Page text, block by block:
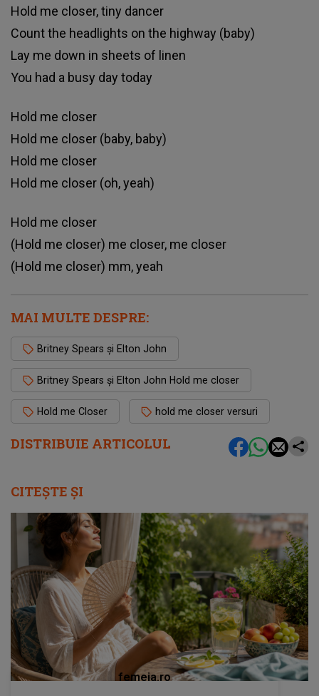
DISTRIBUIE ARTICOLUL
Hold me closer, tiny dancer
Count the headlights on the highway (baby)
Lay me down in sheets of linen
You had a busy day today
Hold me closer
Hold me closer (baby, baby)
Hold me closer
Hold me closer (oh, yeah)
Hold me closer
(Hold me closer) me closer, me closer
(Hold me closer) mm, yeah
MAI MULTE DESPRE:
Britney Spears și Elton John
Britney Spears și Elton John Hold me closer
Hold me Closer hold me closer versuri
CITEȘTE ȘI
femeia.ro